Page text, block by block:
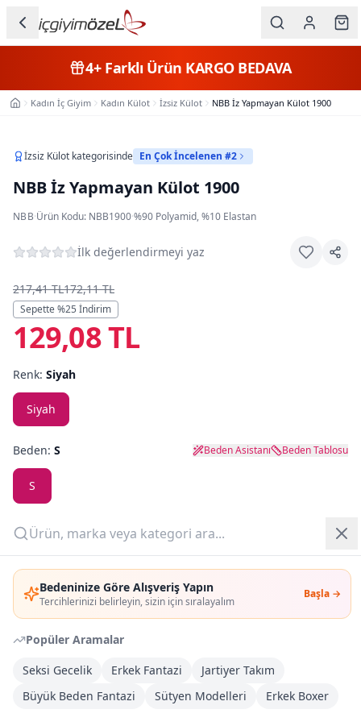
Bedeninize Göre Alışveriş Yapın
Tercihlerinizi belirleyin, sizin için sıralayalım
Başla →
Popüler Aramalar
Seksi Gecelik
Erkek Fantazi
Jartiyer Takım
Büyük Beden Fantazi
Sütyen Modelleri Erkek Boxer
Kategorileri
Erkek
Çocuk
Fantazi
Büyük
Markalar
Yazlık Pijama
Kampanyalar
Yeni Gelenler
OUTLET
Giriş Yap
Üye Ol
4+Farklı Ürün KARGO BEDAVA
Ana SayfaKadın İç Giyim Kadın Külot İzsiz Külot NBB İz Yapmayan Külot 1900
İzsiz Külot kategorisinde En Çok İncelenen #2
NBB İz Yapmayan Külot 1900
NBB·Ürün Kodu: NBB1900·%90 Polyamid, %10 Elastan
İlk değerlendirmeyi yaz
217,41 TL172,11 TL
Sepette %25 İndirim
129,08 TL
Renk: Siyah
Siyah
Beden: S Beden Asistanı Beden Tablosu
S
Adet:
Sepete Ekle
Kargoya Teslim
Bugün kargoda( 2 saat 29 dk)